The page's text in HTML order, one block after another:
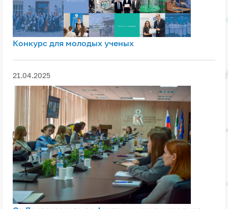
Конкурс для молодых ученых
21.04.2025